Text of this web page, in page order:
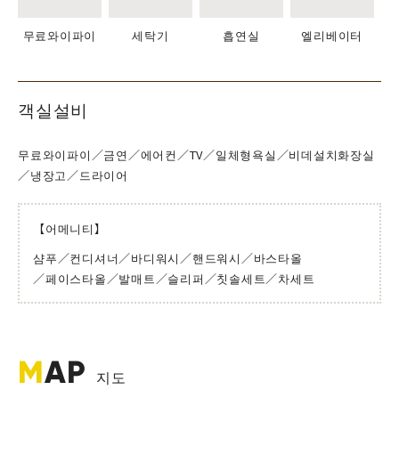
무료와이파이 세탁기 흡연실 엘리베이터
객실설비
무료와이파이 ／금연 ／에어컨 ／TV／일체형욕실 ／비데설치화장실
／냉장고／드라이어
【어메니티】
샴푸／컨디셔너／바디워시 ／핸드워시 ／바스타올
／페이스타올／발매트／슬리퍼 ／칫솔세트／차세트
MAP 지도